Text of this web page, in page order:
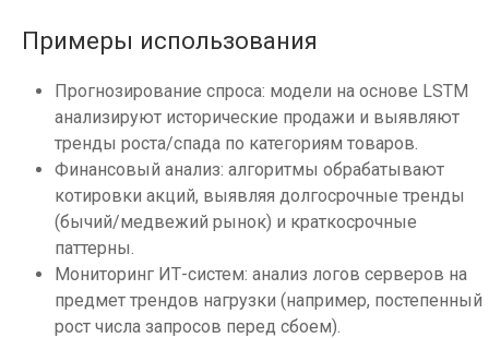
Примеры использования
Прогнозирование спроса: модели на основе LSTM
анализируют исторические продажи и выявляют
тренды роста/спада по категориям товаров.
Финансовый анализ: алгоритмы обрабатывают
котировки акций, выявляя долгосрочные тренды
(бычий/медвежий рынок) и краткосрочные
паттерны.
Мониторинг ИТ-систем: анализ логов серверов на
предмет трендов нагрузки (например, постепенный
рост числа запросов перед сбоем).